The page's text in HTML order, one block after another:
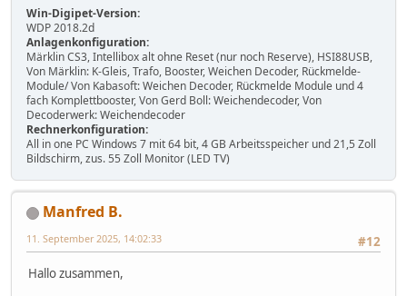
Win-Digipet-Version:
WDP 2018.2d
Anlagenkonfiguration:
Märklin CS3, Intellibox alt ohne Reset (nur noch Reserve), HSI88USB,
Von Märklin: K-Gleis, Trafo, Booster, Weichen Decoder, Rückmelde-
Module/ Von Kabasoft: Weichen Decoder, Rückmelde Module und 4
fach Komplettbooster, Von Gerd Boll: Weichendecoder, Von
Decoderwerk: Weichendecoder
Rechnerkonfiguration:
All in one PC Windows 7 mit 64 bit, 4 GB Arbeitsspeicher und 21,5 Zoll
Bildschirm, zus. 55 Zoll Monitor (LED TV)
Manfred B.
#12
11. September 2025, 14:02:33
Hallo zusammen,